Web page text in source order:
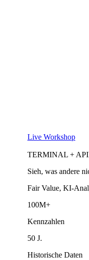
Live Workshop
TERMINAL + API
Sieh, was andere
Fair Value, KI-
100M+
Kennzahlen
50 J.
Historische Daten